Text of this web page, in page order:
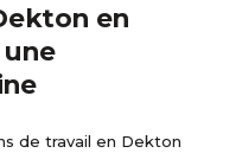
en
de travail en Dekton